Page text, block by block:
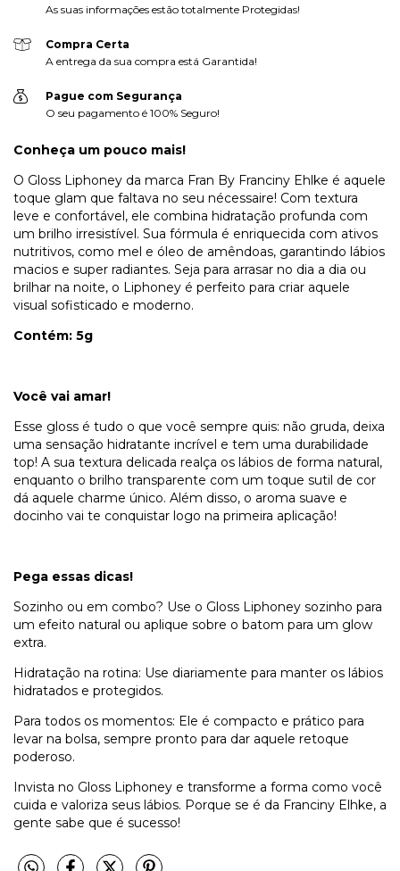
As suas informações estão totalmente Protegidas!
Compra Certa
A entrega da sua compra está Garantida!
Pague com Segurança
O seu pagamento é 100% Seguro!
Conheça um pouco mais!
O Gloss Liphoney da marca Fran By Franciny Ehlke é aquele
toque glam que faltava no seu nécessaire! Com textura
leve e confortável, ele combina hidratação profunda com
um brilho irresistível. Sua fórmula é enriquecida com ativos
nutritivos, como mel e óleo de amêndoas, garantindo lábios
macios e super radiantes. Seja para arrasar no dia a dia ou
brilhar na noite, o Liphoney é perfeito para criar aquele
visual sofisticado e moderno.
Contém: 5g
Você vai amar!
Esse gloss é tudo o que você sempre quis: não gruda, deixa
uma sensação hidratante incrível e tem uma durabilidade
top! A sua textura delicada realça os lábios de forma natural,
enquanto o brilho transparente com um toque sutil de cor
dá aquele charme único. Além disso, o aroma suave e
docinho vai te conquistar logo na primeira aplicação!
Pega essas dicas!
Sozinho ou em combo? Use o Gloss Liphoney sozinho para
um efeito natural ou aplique sobre o batom para um glow
extra.
Hidratação na rotina: Use diariamente para manter os lábios
hidratados e protegidos.
Para todos os momentos: Ele é compacto e prático para
levar na bolsa, sempre pronto para dar aquele retoque
poderoso.
Invista no Gloss Liphoney e transforme a forma como você
cuida e valoriza seus lábios. Porque se é da Franciny Elhke, a
gente sabe que é sucesso!